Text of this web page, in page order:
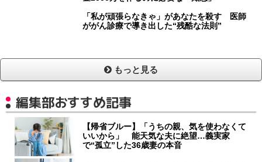
「私が頑張らなきゃ」があなたを殺す 医師
ががん診療で導き出した“残酷な法則”
もっと見る
編集部おすすめ記事
【帰省ブルー】「うちの親、気を使わなくて
いいから」 能天気な夫に絶望…義実家
で“孤立”した36歳妻の本音